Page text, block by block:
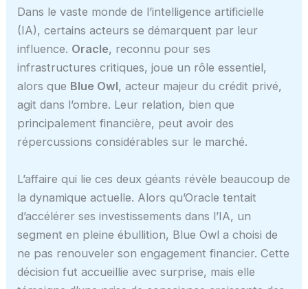
Dans le vaste monde de l’intelligence artificielle
(IA), certains acteurs se démarquent par leur
influence. Oracle, reconnu pour ses
infrastructures critiques, joue un rôle essentiel,
alors que Blue Owl, acteur majeur du crédit privé,
agit dans l’ombre. Leur relation, bien que
principalement financière, peut avoir des
répercussions considérables sur le marché.
L’affaire qui lie ces deux géants révèle beaucoup de
la dynamique actuelle. Alors qu’Oracle tentait
d’accélérer ses investissements dans l’IA, un
segment en pleine ébullition, Blue Owl a choisi de
ne pas renouveler son engagement financier. Cette
décision fut accueillie avec surprise, mais elle